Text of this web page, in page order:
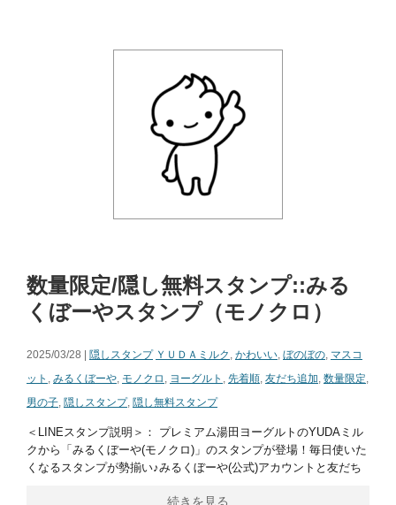
数量限定/隠し無料スタンプ::みる
くぼーやスタンプ（モノクロ）
2025/03/28 | 隠しスタンプ ＹＵＤＡミルク , かわいい, ぼのぼの, マスコ
ット , みるくぼーや, モノクロ , ヨーグルト , 先着順, 友だち追加, 数量限定,
男の子, 隠しスタンプ, 隠し無料スタンプ
＜LINEスタンプ説明＞： プレミアム湯田ヨーグルトのYUDAミル
クから「みるくぼーや(モノクロ)」のスタンプが登場！毎日使いた
くなるスタンプが勢揃い♪みるくぼーや(公式)アカウントと友だち
続きを見る